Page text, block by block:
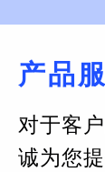
产品
对于客
诚为您